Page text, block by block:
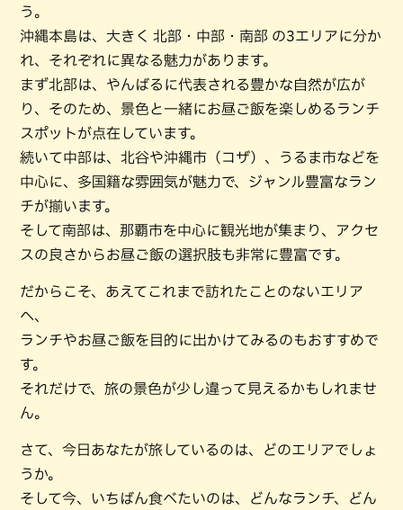
う。
沖縄本島は、大きく 北部・中部・南部 の3エリアに分か
れ、それぞれに異なる魅力があります。
まず北部は、やんばるに代表される豊かな自然が広が
り、そのため、景色と一緒にお昼ご飯を楽しめるランチ
スポットが点在しています。
続いて中部は、北谷や沖縄市（コザ）、うるま市などを
中心に、多国籍な雰囲気が魅力で、ジャンル豊富なラン
チが揃います。
そして南部は、那覇市を中心に観光地が集まり、アクセ
スの良さからお昼ご飯の選択肢も非常に豊富です。
だからこそ、あえてこれまで訪れたことのないエリア
へ、
ランチやお昼ご飯を目的に出かけてみるのもおすすめで
す。
それだけで、旅の景色が少し違って見えるかもしれませ
ん。
さて、今日あなたが旅しているのは、どのエリアでしょ
うか。
そして今、いちばん食べたいのは、どんなランチ、どん